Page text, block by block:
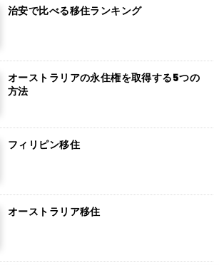
治安で比べる移住ランキング
オーストラリアの永住権を取得する5つの
方法
フィリピン移住
オーストラリア移住